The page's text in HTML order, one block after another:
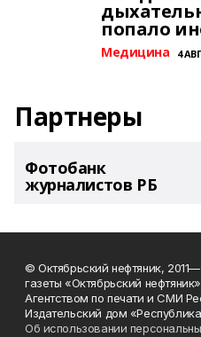
попало
Медицина 4
Партнеры
Фотобанк
журналистов РБ
© Октябрьский нефтяник,
газеты «Октябрьский
Агентством по печати и СМИ
Издательский дом
Об использовании